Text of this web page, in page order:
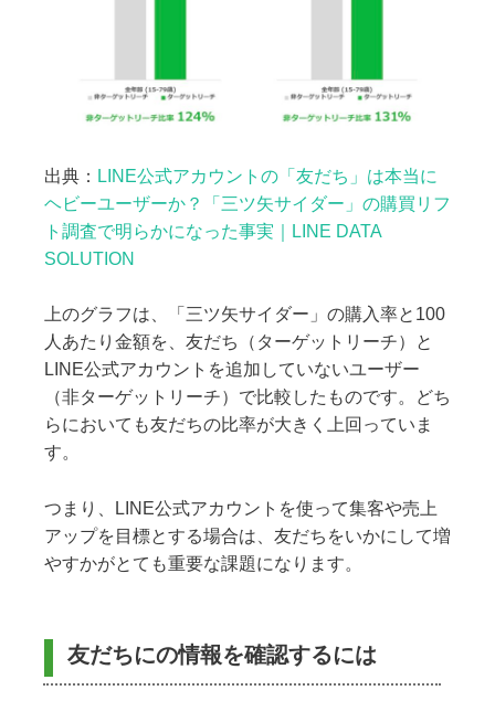
出典： LINE公式アカウントの「友だち」は本当に
ヘビーユーザーか？「三ツ矢サイダー」の購買リフ
ト調査で明らかになった事実｜LINE DATA
SOLUTION
上のグラフは、「三ツ矢サイダー」の購入率と100
人あたり金額を、友だち（ターゲットリーチ）と
LINE公式アカウントを追加していないユーザー
（非ターゲットリーチ）で比較したものです。どち
らにおいても友だちの比率が大きく上回っていま
す。
つまり、LINE公式アカウントを使って集客や売上
アップを目標とする場合は、友だちをいかにして増
やすかがとても重要な課題になります。
友だちにの情報を確認するには